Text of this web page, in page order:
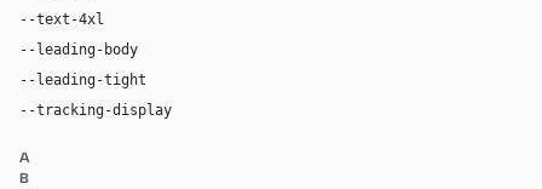
--text-4xl
--leading-body
--leading-tight
--tracking-display
A
B